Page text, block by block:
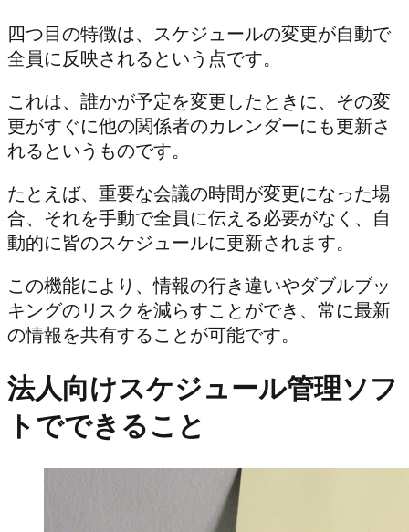
四つ目の特徴は、スケジュールの変更が自動で
全員に反映されるという点です。
これは、誰かが予定を変更したときに、その変
更がすぐに他の関係者のカレンダーにも更新さ
れるというものです。
たとえば、重要な会議の時間が変更になった場
合、それを手動で全員に伝える必要がなく、自
動的に皆のスケジュールに更新されます。
この機能により、情報の行き違いやダブルブッ
キングのリスクを減らすことができ、常に最新
の情報を共有することが可能です。
法人向けスケジュール管理ソフ
トでできること